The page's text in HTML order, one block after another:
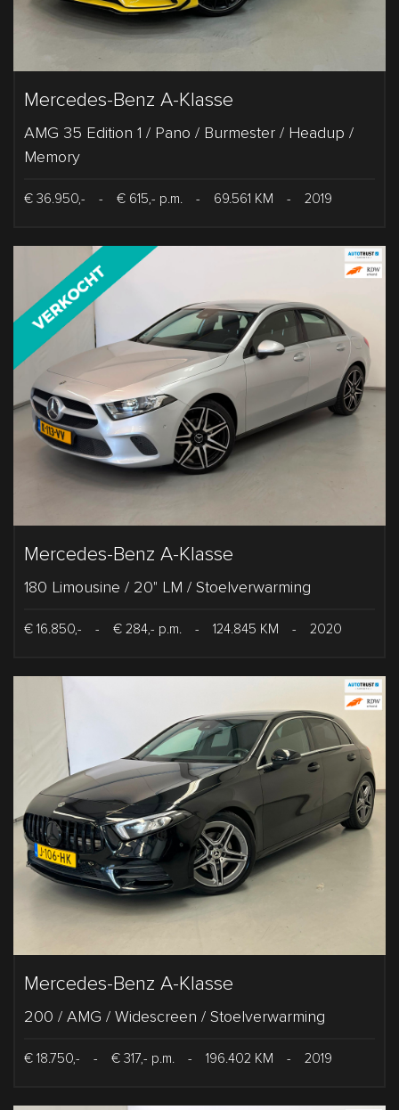
Mercedes-Benz A-Klasse
AMG 35 Edition 1 / Pano / Burmester / Headup /
Memory
€ 36.950,- - € 615,- p.m. - 69.561 KM - 2019
Mercedes-Benz A-Klasse
180 Limousine / 20" LM / Stoelverwarming
€ 16.850,- - € 284,- p.m. - 124.845 KM - 2020
Mercedes-Benz A-Klasse
200 / AMG / Widescreen / Stoelverwarming
€ 18.750,- - € 317,- p.m. - 196.402 KM - 2019